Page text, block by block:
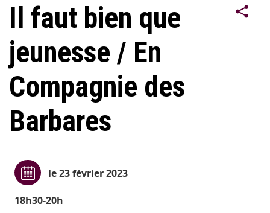
Il faut bien que
jeunesse / En
Compagnie des
Barbares
le 23 février 2023
18h30-20h